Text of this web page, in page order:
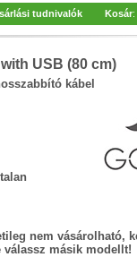
beltéri monitorral
Siri hangvezérlés
–
tudnivalók Kosár:
USB (80 cm)
kábel
nem vásárolható,
másik modellt!